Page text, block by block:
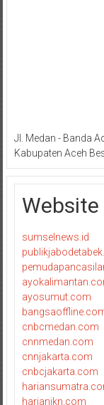
Jl. Medan - Banda
Kabupaten Aceh
sumselnews.id
ayosumut.com
cnbcmedan.com
cnnmedan.com
cnnjakarta.com
cnbcjakarta.com
harianikn.com